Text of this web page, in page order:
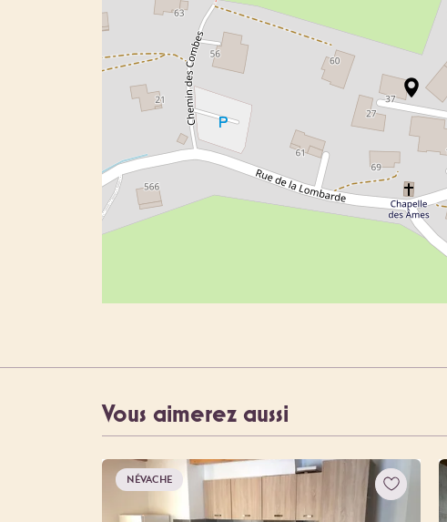
Vous aimerez aussi
NÉVACHE